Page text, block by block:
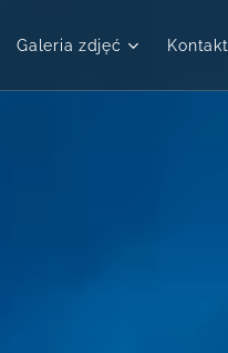
Galeria zdjęć Kontakt